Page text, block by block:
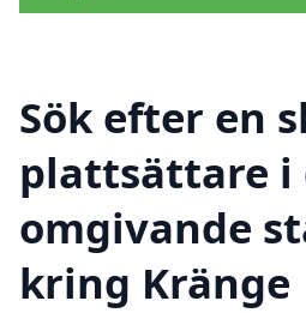
Sök efter en
plattsättare i
omgivande
kring Kränge